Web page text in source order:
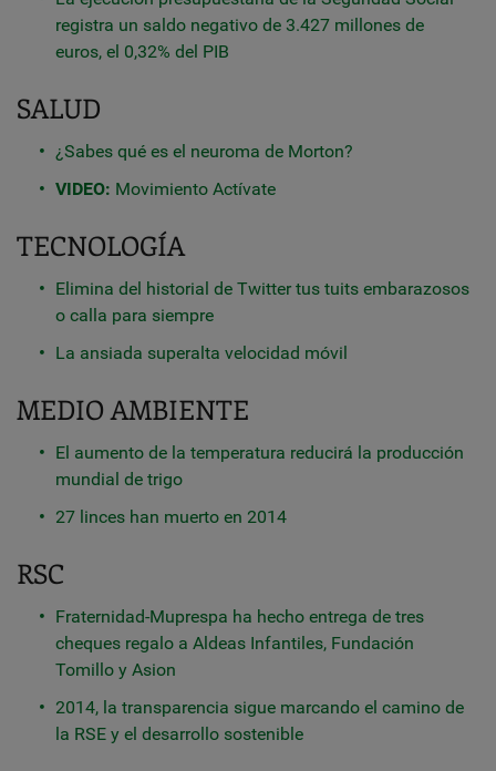
registra un saldo negativo de 3.427 millones de
euros, el 0,32% del PIB
SALUD
¿Sabes qué es el neuroma de Morton?
VIDEO: Movimiento Actívate
TECNOLOGÍA
Elimina del historial de Twitter tus tuits embarazosos
o calla para siempre
La ansiada superalta velocidad móvil
MEDIO AMBIENTE
El aumento de la temperatura reducirá la producción
mundial de trigo
27 linces han muerto en 2014
RSC
Fraternidad-Muprespa ha hecho entrega de tres
cheques regalo a Aldeas Infantiles, Fundación
Tomillo y Asion
2014, la transparencia sigue marcando el camino de
la RSE y el desarrollo sostenible